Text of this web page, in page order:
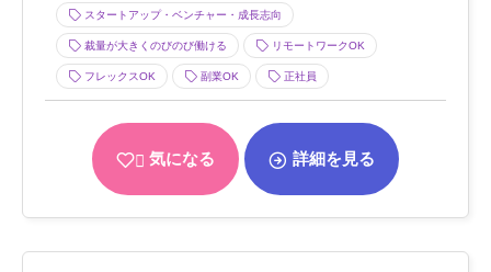
スタートアップ・ベンチャー・成長志向
裁量が大きくのびのび働ける リモートワークOK
フレックスOK 副業OK 正社員
気になる 詳細を見る